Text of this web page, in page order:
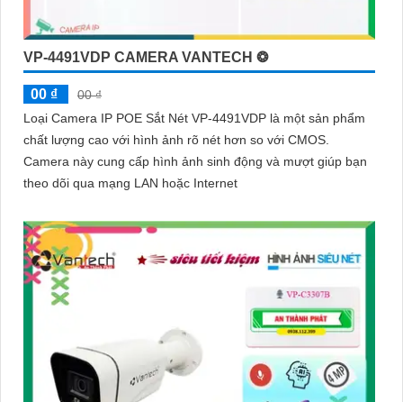
VP-4491VDP CAMERA VANTECH ❂
00 ₫
00 ₫
Loại Camera IP POE Sắt Nét VP-4491VDP là một sản phẩm
chất lượng cao với hình ảnh rõ nét hơn so với CMOS.
Camera này cung cấp hình ảnh sinh động và mượt giúp bạn
theo dõi qua mạng LAN hoặc Internet